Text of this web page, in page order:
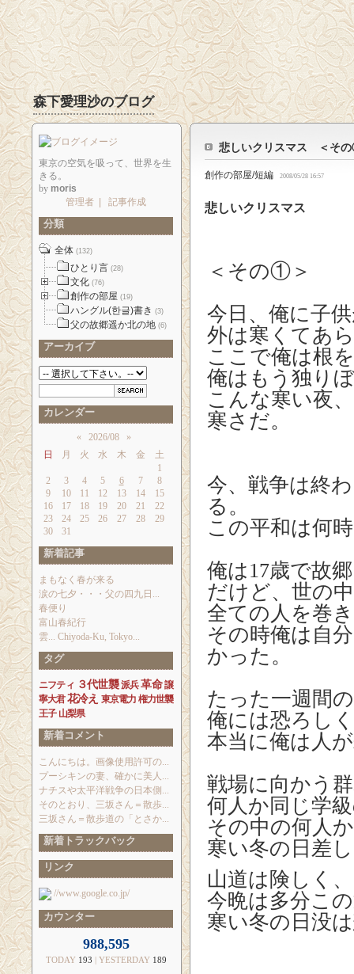
森下愛理沙のブログ
悲しいクリスマス ＜そ
創作の部屋/短編 2008/05/28 16:57
悲しいクリスマス
＜その①＞
今日、俺に子
外は寒くてあ
ここで俺は根
俺はもう独り
こんな寒い夜
寒さだ。
今、戦争は終
る。
この平和は何
俺は17歳で故
だけど、世の
全ての人を巻
その時俺は自
かった。
たった一週間
俺には恐ろし
本当に俺は人
戦場に向かう
何人か同じ学
その中の何人
寒い冬の日差
山道は険しく
今晩は多分こ
寒い冬の日没
東京の空気を吸って、世界を生
きる。
by moris
管理者
記事作成
分類
全体 (132)
ひとり言 (28)
文化 (76)
創作の部屋 (19)
ハングル(한글)書き (3)
父の故郷遥か北の地 (6)
アーカイブ
カレンダー
« 2026/08
»
日
月 火 水 木 金
土
1
2
3 4 5 6 7
8
9
10 11 12 13 14
15
16
17 18 19 20 21
22
23
24 25 26 27 28
29
30
31
新着記事
まもなく春が来る
涙の七夕・・・父の四九日...
春便り
富山春紀行
雲... Chiyoda-Ku, Tokyo...
タグ
ニフティ ３代世襲 派兵 革命 譲
寧大君 花冷え 東京電力 権力世襲
王子 山梨県
新着コメント
こんにちは。画像使用許可の...
プーシキンの妻、確かに美人...
ナチスや太平洋戦争の日本側...
そのとおり、三坂さん＝散歩...
三坂さん＝散歩道の「とさか...
新着トラックバック
リンク
//www.google.co.jp/
カウンター
988,595
TODAY 193 | YESTERDAY 189